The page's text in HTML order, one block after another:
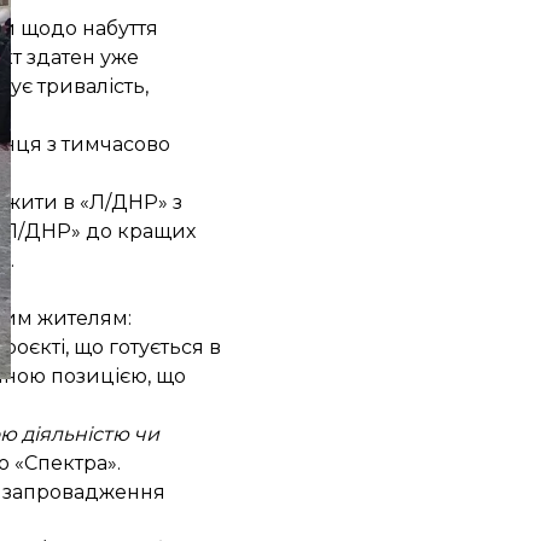
щодо набуття
здатен уже
тривалість,
з тимчасово
жити в «Л/ДНР» з
ДНР» до кращих
жителям:
що готується в
позицією, що
діяльністю чи
«Спектра».
запровадження